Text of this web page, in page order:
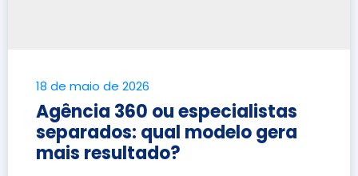
18 de maio de 2026
Agência 360 ou especialistas
separados: qual modelo gera
mais resultado?